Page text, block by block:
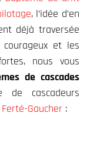
, l’idée d’en
déjà traversée
et les
nous vous
de cascades
de cascadeurs
Gaucher :